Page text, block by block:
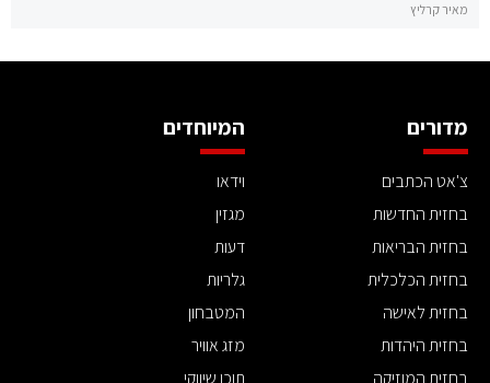
מאיר קרליץ
מדורים
צ'אט הכתבים
בחזית החדשות
בחזית הבריאות
בחזית הכלכלית
בחזית לאישה
בחזית היהדות
בחזית המוזיקה
המיוחדים
וידאו
מגזין
דעות
גלריות
המטבחון
מזג אוויר
תוכן שיווקי